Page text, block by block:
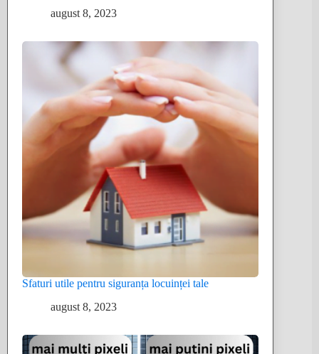
august 8, 2023
Sfaturi utile pentru siguranța locuinței tale
august 8, 2023